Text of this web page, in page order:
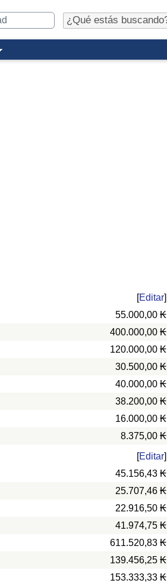
[Editar]
55.000,00 ₭
400.000,00 ₭
120.000,00 ₭
30.500,00 ₭
40.000,00 ₭
38.200,00 ₭
16.000,00 ₭
8.375,00 ₭
[Editar]
45.156,43 ₭
25.707,46 ₭
22.916,50 ₭
41.974,75 ₭
611.520,83 ₭
139.456,25 ₭
153.333,33 ₭